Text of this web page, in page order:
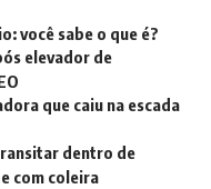
você sabe o que é?
elevador de
que caiu na escada
dentro de
com coleira